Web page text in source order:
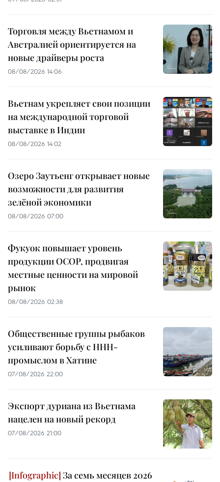
Торговля между Вьетнамом и
Австралией ориентируется на
новые драйверы роста
08/08/2026 14:06
Вьетнам укрепляет свои позиции
на международной торговой
выставке в Индии
08/08/2026 14:02
Озеро Заутьенг открывает новые
возможности для развития
зелёной экономики
08/08/2026 07:00
Фукуок повышает уровень
продукции OCOP, продвигая
местные ценности на мировой
рынок
08/08/2026 02:38
Общественные группы рыбаков
усиливают борьбу с ННН-
промыслом в Хатине
07/08/2026 22:00
Экспорт дуриана из Вьетнама
нацелен на новый рекорд
07/08/2026 21:00
За семь месяцев 2026